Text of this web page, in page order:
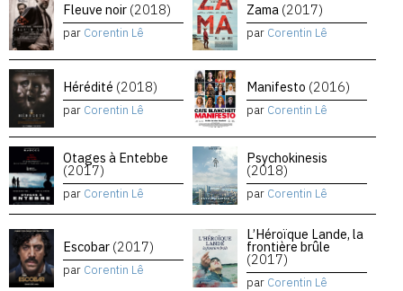
Fleuve noir (2018)
par Corentin Lê
Zama (2017)
par Corentin Lê
Hérédité (2018)
par Corentin Lê
Manifesto (2016)
par Corentin Lê
Otages à Entebbe
(2017)
par Corentin Lê
Psychokinesis
(2018)
par Corentin Lê
Escobar (2017)
par Corentin Lê
L’Héroïque Lande, la
frontière brûle
(2017)
par Corentin Lê